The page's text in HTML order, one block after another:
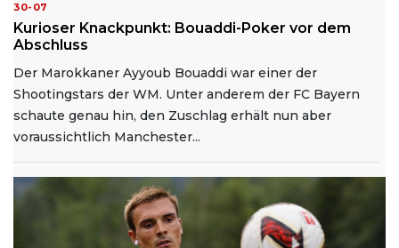
30-07
Kurioser Knackpunkt: Bouaddi-Poker vor dem
Abschluss
Der Marokkaner Ayyoub Bouaddi war einer der
Shootingstars der WM. Unter anderem der FC Bayern
schaute genau hin, den Zuschlag erhält nun aber
voraussichtlich Manchester...